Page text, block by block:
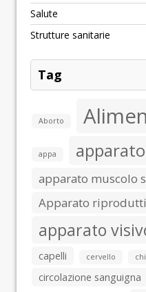
Salute
Strutture sanitarie
Tag
Aborto
appa
apparato muscolo
Apparato
apparato
capelli
cervello
circolazione sanguigna